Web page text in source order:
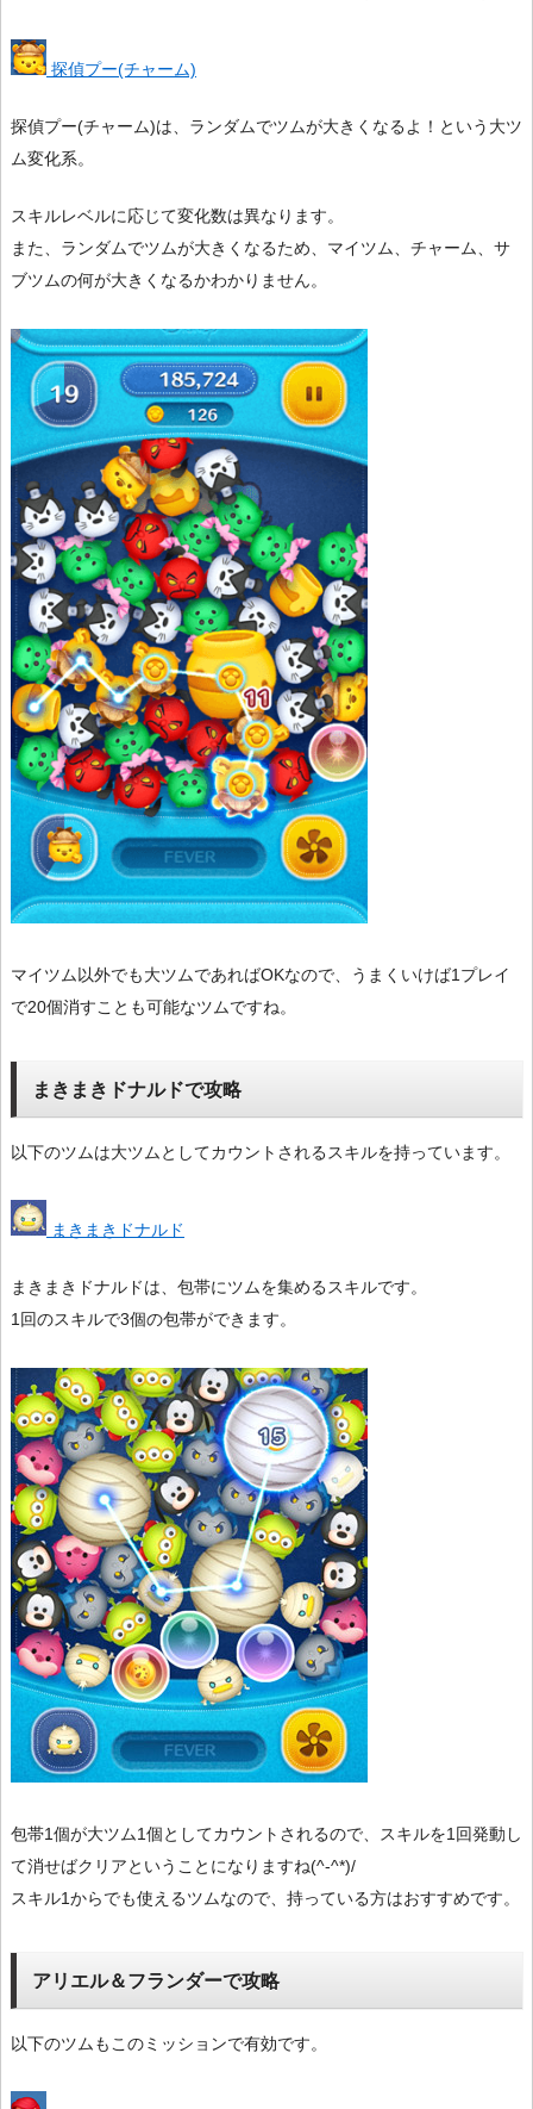
探偵プー(チャーム)
探偵プー(チャーム)は、ランダムでツムが大きくなるよ！という大ツ
ム変化系。
スキルレベルに応じて変化数は異なります。
また、ランダムでツムが大きくなるため、マイツム、チャーム、サ
ブツムの何が大きくなるかわかりません。
マイツム以外でも大ツムであればOKなので、うまくいけば1プレイ
で20個消すことも可能なツムですね。
まきまきドナルドで攻略
以下のツムは大ツムとしてカウントされるスキルを持っています。
まきまきドナルド
まきまきドナルドは、包帯にツムを集めるスキルです。
1回のスキルで3個の包帯ができます。
包帯1個が大ツム1個としてカウントされるので、スキルを1回発動し
て消せばクリアということになりますね(^-^*)/
スキル1からでも使えるツムなので、持っている方はおすすめです。
アリエル＆フランダーで攻略
以下のツムもこのミッションで有効です。